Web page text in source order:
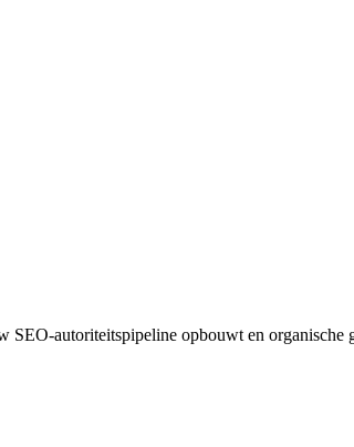
SEO-autoriteitspipeline opbouwt en